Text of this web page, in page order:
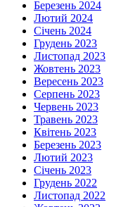
Березень 2024
Лютий 2024
Січень 2024
Грудень 2023
Листопад 2023
Жовтень 2023
Вересень 2023
Серпень 2023
Червень 2023
Травень 2023
Квітень 2023
Березень 2023
Лютий 2023
Січень 2023
Грудень 2022
Листопад 2022